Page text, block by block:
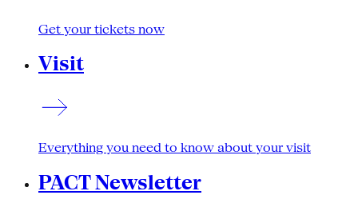
Get your tickets now
Visit
Everything you need to know about your visit
PACT Newsletter